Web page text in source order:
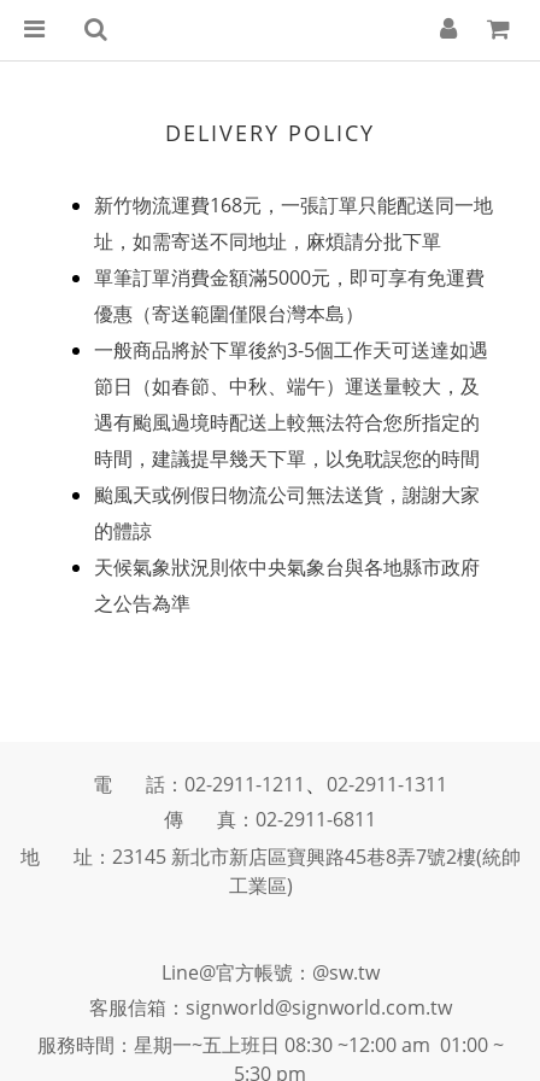
DELIVERY POLICY
新竹物流運費168元，一張訂單只能配送同一地
址，如需寄送不同地址，麻煩請分批下單
單筆訂單消費金額滿5000元，即可享有免運費
優惠 （寄送範圍僅限台灣本島）​
一般商品將於下單後約3-5個工作天可送達如遇
節日（如春節、中秋、端午）運送量較大，及
遇有颱風過境時配送上較無法符合您所指定的
時間，建議提早幾天下單，以免耽誤您的時間
颱風天或例假日物流公司無法送貨，謝謝大家
的體諒
天候氣象狀況則依中央氣象台與各地縣市政府
之公告為準
電 話：02-2911-1211 、 02-2911-1311
傳 真：02-2911-6811
地 址：23145 新北市新店區寶興路45巷8弄7號2樓(統帥
工業區)
Line@官方帳號：@sw.tw
客服信箱：signworld@signworld.com.tw
服務時間：星期一~五上班日 08:30 ~12:00 am 01:00 ~
5:30 pm